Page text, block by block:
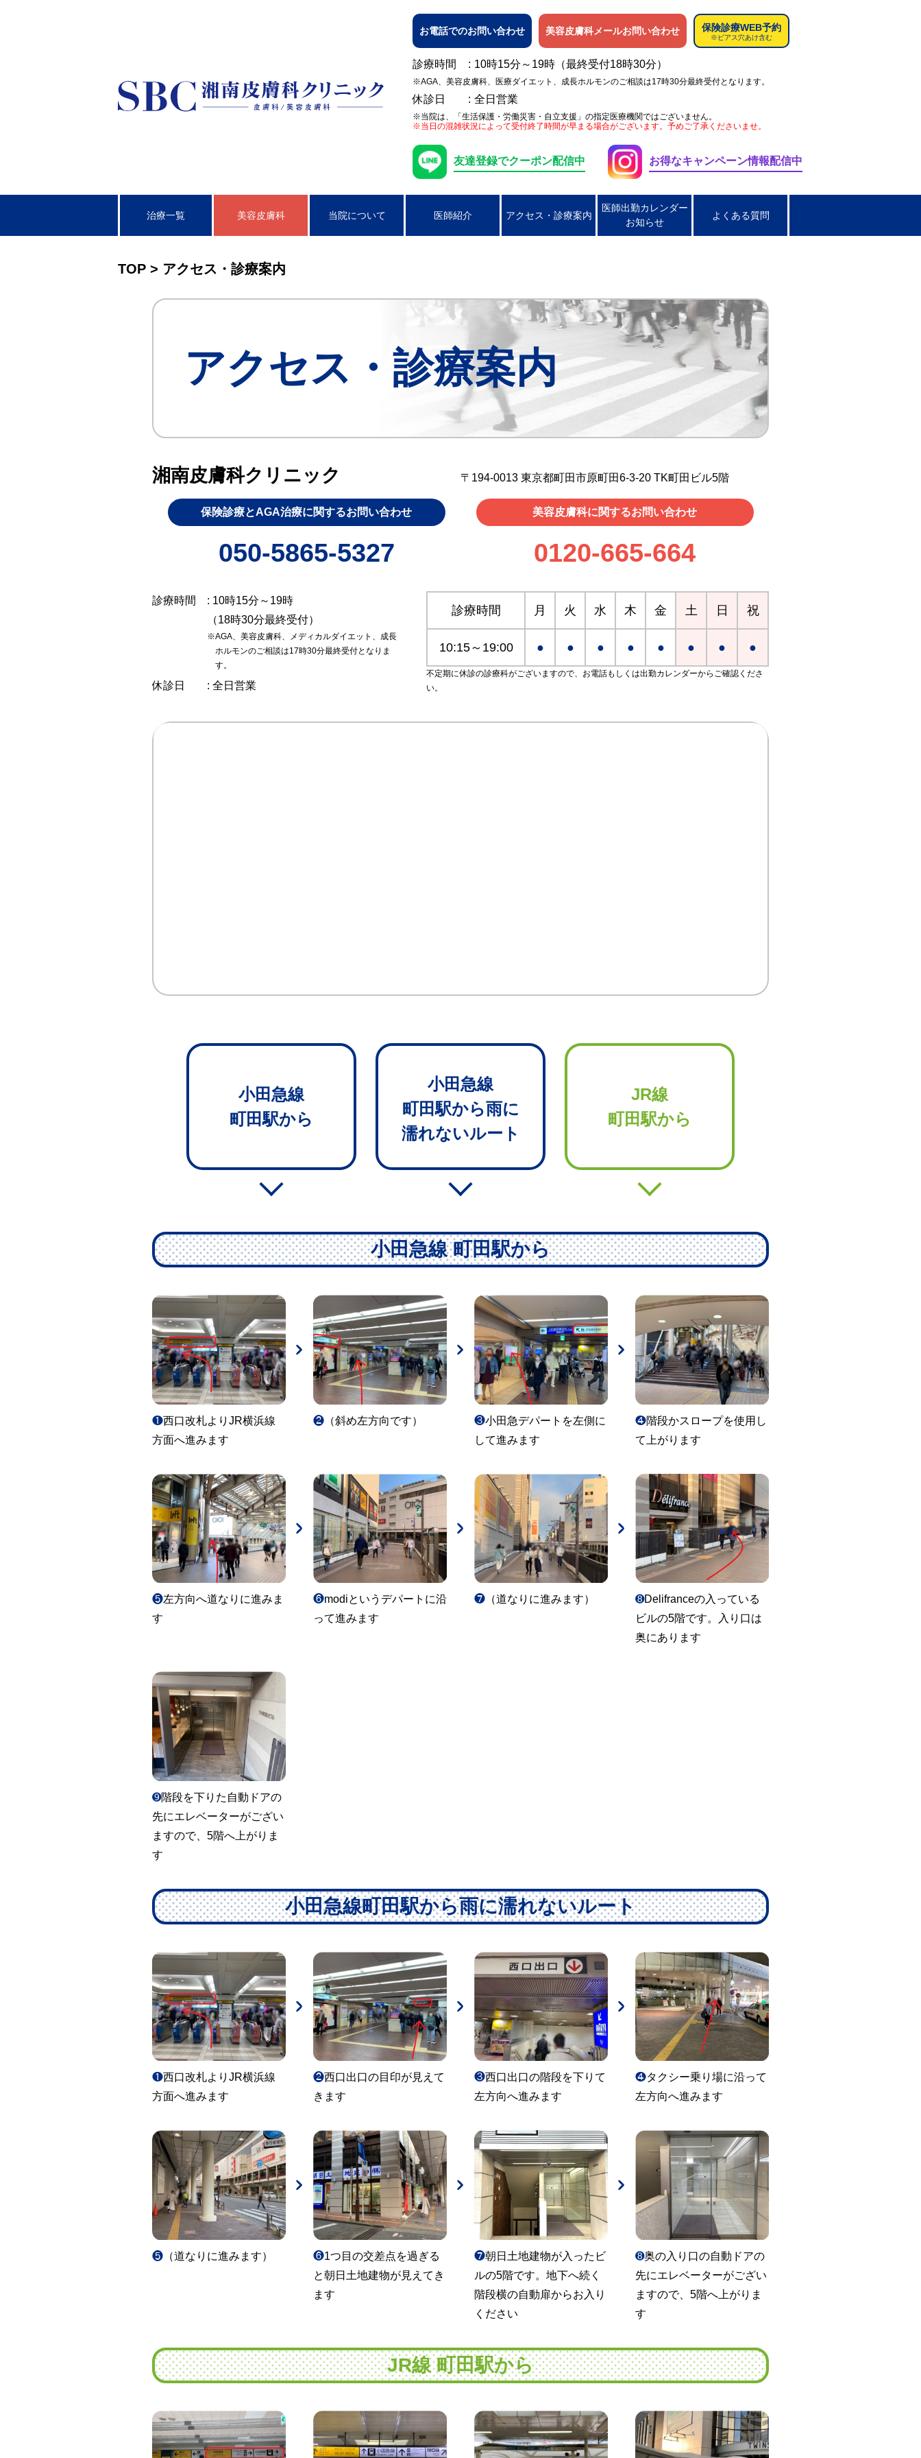
お電話でのお問い合わせ 美容皮膚科メールお問い合わせ 保険診療WEB予約
※ピアス穴あけ含む
診療時間 10時15分～19時（最終受付18時30分）
※AGA、美容皮膚科、医療ダイエット、成長ホルモンのご相談は17時30分最終受付となります。
休診日 全日営業
※当院は、「生活保護・労働災害・自立支援」の指定医療機関ではございません。
※当日の混雑状況によって受付終了時間が早まる場合がございます。予めご了承くださいませ。
友達登録でクーポン配信中 お得なキャンペーン情報配信中
治療一覧
オンライン診療
美容皮膚科 当院について 医師紹介 アクセス・診療案内
医師出勤カレンダー
お知らせ
よくある質問
TOP > アクセス・診療案内
アクセス・診療案内
湘南皮膚科クリニック 〒194-0013 東京都町田市原町田6-3-20 TK町田ビル5階
保険診療とAGA治療に関するお問い合わせ
050-5865-5327
美容皮膚科に関するお問い合わせ
0120-665-664
診療時間
: 10時15分～19時
（18時30分最終受付）
※AGA、美容皮膚科、メディカルダイエット、成長
ホルモンのご相談は17時30分最終受付となりま
す。
休診日 : 全日営業
診療時間 月 火 水 木 金 土 日 祝
10:15～19:00 ● ● ● ● ● ● ● ●
不定期に休診の診療科がございますので、お電話もしくは出勤カレンダーからご確認くださ
い。
小田急線
町田駅から
小田急線
町田駅から雨に
濡れないルート
JR線
町田駅から
小田急線 町田駅から
❶西口改札よりJR横浜線
方面へ進みます
❷ （斜め左方向です） ❸小田急デパートを左側に
して進みます
❹階段かスロープを使用し
て上がります
❺左方向へ道なりに進みま
す
❻modiというデパートに沿
って進みます
❼ （道なりに進みます） ➑Delifranceの入っている
ビルの5階です。入り口は
奥にあります
➒階段を下りた自動ドアの
先にエレベーターがござい
ますので、5階へ上がりま
す
小田急線町田駅から雨に濡れないルート
❶西口改札よりJR横浜線
方面へ進みます
❷西口出口の目印が見えて
きます
❸西口出口の階段を下りて
左方向へ進みます
❹タクシー乗り場に沿って
左方向へ進みます
❺ （道なりに進みます） ❻1つ目の交差点を過ぎる
と朝日土地建物が見えてき
ます
❼朝日土地建物が入ったビ
ルの5階です。地下へ続く
階段横の自動扉からお入り
ください
➑奥の入り口の自動ドアの
先にエレベーターがござい
ますので、5階へ上がりま
す
JR線 町田駅から